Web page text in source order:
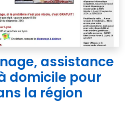
assistance
domicile pour
la région